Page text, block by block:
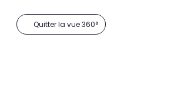
Quitter la vue 360°